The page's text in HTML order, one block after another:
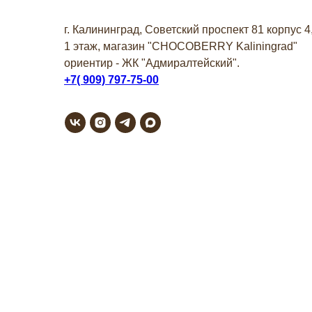
г. Калининград, Советский проспект 81 корпус
1 этаж, магазин "СHOCOBERRY Kaliningrad"
ориентир - ЖК "Адмиралтейский".
+7( 909) 797-75-00